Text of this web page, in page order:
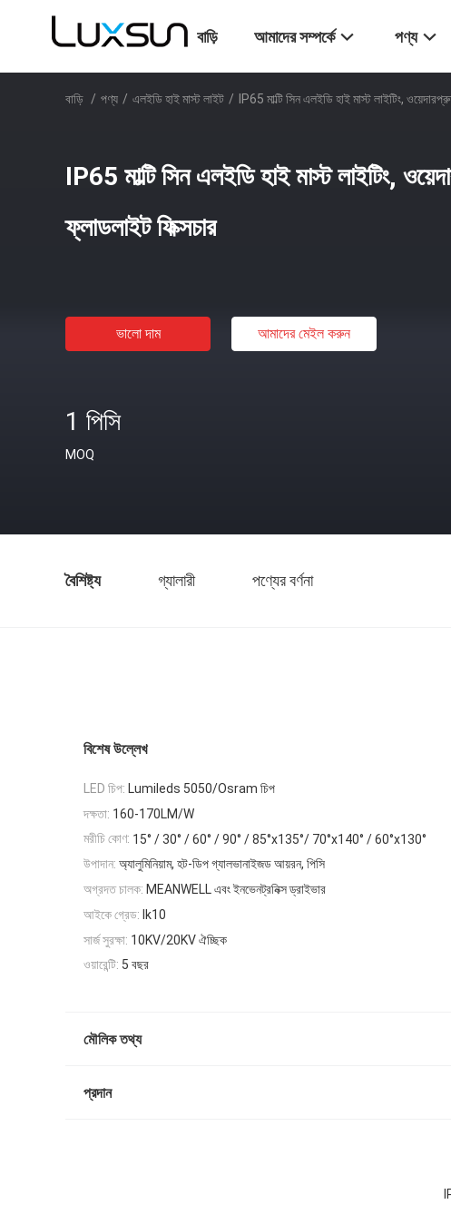
বাড়ি আমাদের সম্পর্কে পণ্য
বাড়ি / পণ্য / এলইডি হাই মাস্ট লাইট / IP65 মাল্টি সিন এলইডি হাই মাস্ট লাইটিং,
IP65 মাল্টি সিন এলইডি হাই মাস্ট লাইটিং,
ফ্লাডলাইট ফিক্সচার
ভালো দাম আমাদের মেইল ​​করুন
1 পিসি
MOQ
বৈশিষ্ট্য গ্যালারী পণ্যের বর্ণনা
বিশেষ উল্লেখ
LED চিপ: Lumileds 5050/Osram চিপ
দক্ষতা: 160-170LM/W
মরীচি কোণ: 15° / 30° / 60° / 90° / 85°x135°/ 70°x140° / 60°x130°
উপাদান: অ্যালুমিনিয়াম, হট-ডিপ গ্যালভানাইজড আয়রন, পিসি
অগ্রদত চালক: MEANWELL এবং ইনভেনট্রনিক্স ড্রাইভার
আইকে গ্রেড: Ik10
সার্জ সুরক্ষা: 10KV/20KV ঐচ্ছিক
ওয়ারেন্টি: 5 বছর
মৌলিক তথ্য
প্রদান